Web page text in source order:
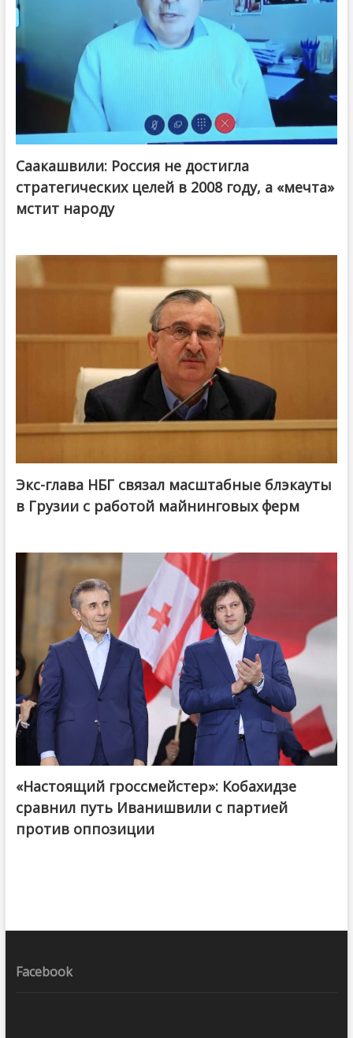
Саакашвили: Россия не достигла
стратегических целей в 2008 году, а «мечта»
мстит народу
Экс-глава НБГ связал масштабные блэкауты
в Грузии с работой майнинговых ферм
@ქართული ოცნება / Georgian Dream
«Настоящий гроссмейстер»: Кобахидзе
сравнил путь Иванишвили с партией
против оппозиции
Facebook